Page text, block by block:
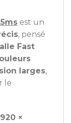
est un
, pensé
Fast
larges,
le
×